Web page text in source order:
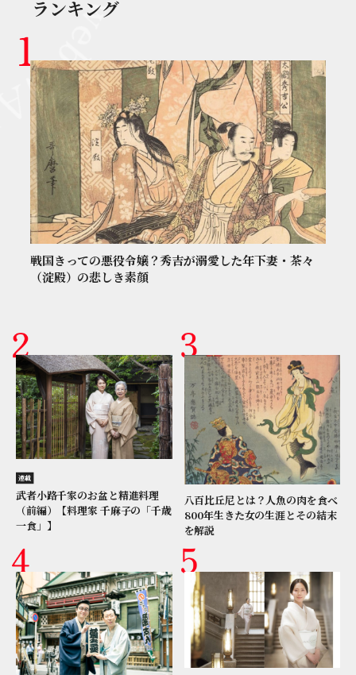
ランキング
戦国きっての悪役令嬢？秀吉が溺愛した年下妻・茶々
（淀殿）の悲しき素顔
連載
武者小路千家のお盆と精進料理
（前編）【料理家 千麻子の「千歳
一食」】
八百比丘尼とは？人魚の肉を食べ
800年生きた女の生涯とその結末
を解説